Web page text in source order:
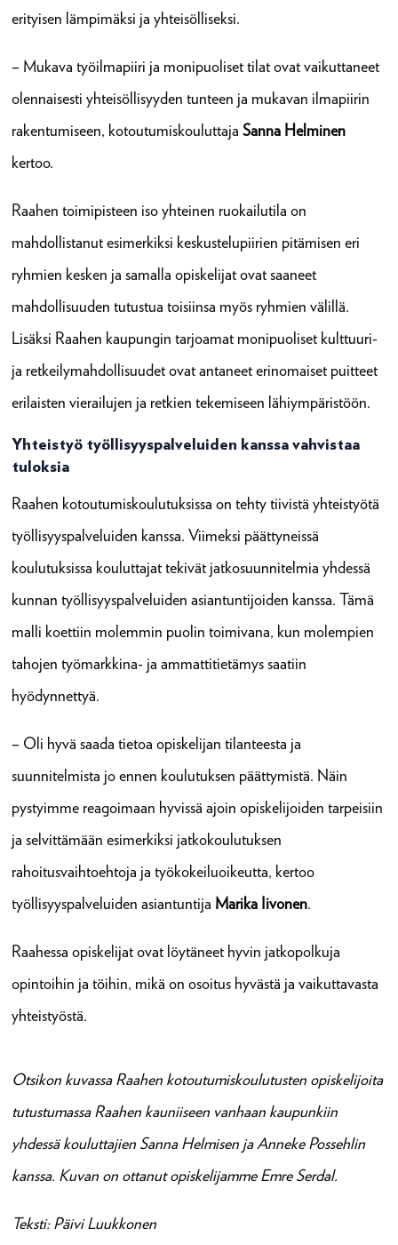
erityisen lämpimäksi ja yhteisölliseksi.
– Mukava työilmapiiri ja monipuoliset tilat ovat vaikuttaneet
olennaisesti yhteisöllisyyden tunteen ja mukavan ilmapiirin
rakentumiseen, kotoutumiskouluttajaSanna Helminen
kertoo.
Raahen toimipisteen iso yhteinen ruokailutila on
mahdollistanut esimerkiksi keskustelupiirien pitämisen eri
ryhmien kesken ja samalla opiskelijat ovat saaneet
mahdollisuuden tutustua toisiinsa myös ryhmien välillä.
Lisäksi Raahen kaupungin tarjoamat monipuoliset kulttuuri-
ja retkeilymahdollisuudet ovat antaneet erinomaiset puitteet
erilaisten vierailujen ja retkien tekemiseen lähiympäristöön.
Yhteistyö työllisyyspalveluiden kanssa vahvistaa
tuloksia
Raahen kotoutumiskoulutuksissa on tehty tiivistä yhteistyötä
työllisyyspalveluiden kanssa. Viimeksi päättyneissä
koulutuksissa kouluttajat tekivät jatkosuunnitelmia yhdessä
kunnan työllisyyspalveluiden asiantuntijoiden kanssa. Tämä
malli koettiin molemmin puolin toimivana, kun molempien
tahojen työmarkkina- ja ammattitietämys saatiin
hyödynnettyä.
– Oli hyvä saada tietoa opiskelijan tilanteesta ja
suunnitelmista jo ennen koulutuksen päättymistä. Näin
pystyimme reagoimaan hyvissä ajoin opiskelijoiden tarpeisiin
ja selvittämään esimerkiksi jatkokoulutuksen
rahoitusvaihtoehtoja ja työkokeiluoikeutta, kertoo
työllisyyspalveluiden asiantuntija Marika Iivonen.
Raahessa opiskelijat ovat löytäneet hyvin jatkopolkuja
opintoihin ja töihin, mikä on osoitus hyvästä ja vaikuttavasta
yhteistyöstä.
Otsikon kuvassaRaahen kotoutumiskoulutusten opiskelijoita
tutustumassa Raahen kauniiseen vanhaan kaupunkiin
yhdessä kouluttajien Sanna Helmisen ja Anneke Possehlin
kanssa. Kuvan on ottanut opiskelijamme Emre Serdal.
Teksti: Päivi Luukkonen